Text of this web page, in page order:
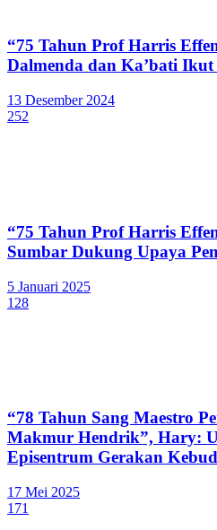
“75 Tahun Prof Harris
Dalmenda dan Ka’bati Ikut
13 Desember 2024
252
“75 Tahun Prof Harris
Sumbar Dukung Upaya
5 Januari 2025
128
“78 Tahun Sang Maestro
Makmur Hendrik”, Hary:
Episentrum Gerakan
17 Mei 2025
171